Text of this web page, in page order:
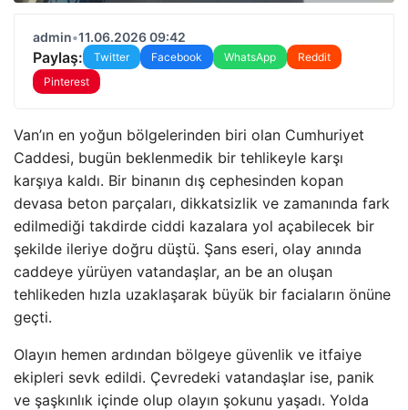
admin•11.06.2026 09:42
Paylaş: Twitter Facebook WhatsApp
Reddit
Pinterest
Van’ın en yoğun bölgelerinden biri olan Cumhuriyet
Caddesi, bugün beklenmedik bir tehlikeyle karşı
karşıya kaldı. Bir binanın dış cephesinden kopan
devasa beton parçaları, dikkatsizlik ve zamanında fark
edilmediği takdirde ciddi kazalara yol açabilecek bir
şekilde ileriye doğru düştü. Şans eseri, olay anında
caddeye yürüyen vatandaşlar, an be an oluşan
tehlikeden hızla uzaklaşarak büyük bir faciaların önüne
geçti.
Olayın hemen ardından bölgeye güvenlik ve itfaiye
ekipleri sevk edildi. Çevredeki vatandaşlar ise, panik
ve şaşkınlık içinde olup olayın şokunu yaşadı. Yolda